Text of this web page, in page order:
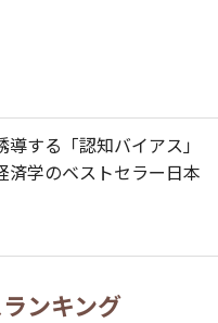
する「認知バイアス」
学のベストセラー日本
ンキング